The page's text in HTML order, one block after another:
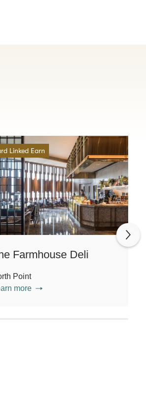
Linked Earn
Farmhouse Deli
Point
more